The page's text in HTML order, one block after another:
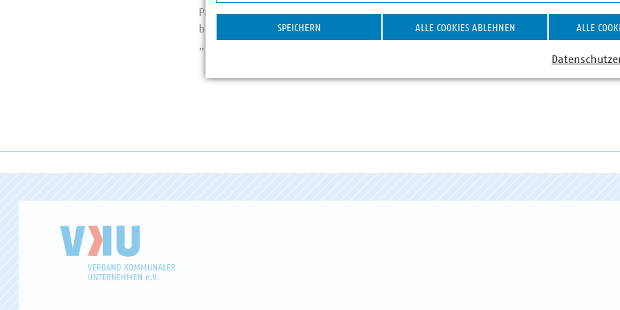
Profitieren auch Sie von unserem Wochenrückblick für Entscheiderinnen und
bestehende Abonnentinnen und Abonnenten des täglichen ZfK-„Morning
„Meistgelesen diese Woche“ automatisch.
Statistik
SPEICHERN ALLE COOKIES ABLEHNEN ALLE